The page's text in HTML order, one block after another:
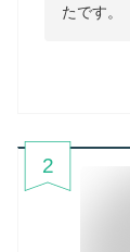
たです。
2